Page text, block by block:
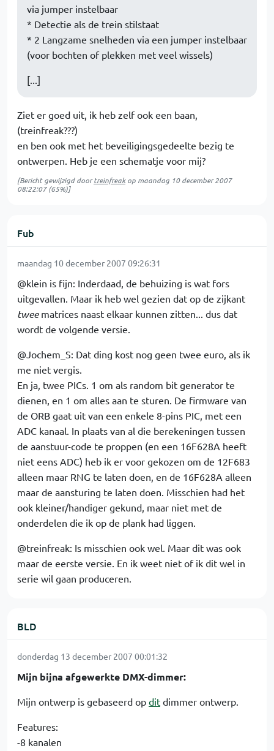
via jumper instelbaar
* Detectie als de trein stilstaat
* 2 Langzame snelheden via een jumper instelbaar
(voor bochten of plekken met veel wissels)
[...]
Ziet er goed uit, ik heb zelf ook een baan,
(treinfreak???)
en ben ook met het beveiligingsgedeelte bezig te
ontwerpen. Heb je een schematje voor mij?
[Bericht gewijzigd doortreinfreakop maandag 10 december 2007
08:22:07(65%)]
Fub
maandag 10 december 2007 09:26:31
@klein is fijn: Inderdaad, de behuizing is wat fors
uitgevallen. Maar ik heb wel gezien dat op de zijkant
tweematrices naast elkaar kunnen zitten... dus dat
wordt de volgende versie.
@Jochem_S: Dat ding kost nog geen twee euro, als ik
me niet vergis.
En ja, twee PICs. 1 om als random bit generator te
dienen, en 1 om alles aan te sturen. De firmware van
de ORB gaat uit van een enkele 8-pins PIC, met een
ADC kanaal. In plaats van al die berekeningen tussen
de aanstuur-code te proppen (en een 16F628A heeft
niet eens ADC) heb ik er voor gekozen om de 12F683
alleen maar RNG te laten doen, en de 16F628A alleen
maar de aansturing te laten doen. Misschien had het
ook kleiner/handiger gekund, maar niet met de
onderdelen die ik op de plank had liggen.
@treinfreak: Is misschien ook wel. Maar dit was ook
maar de eerste versie. En ik weet niet of ik dit wel in
serie wil gaan produceren.
BLD
donderdag 13 december 2007 00:01:32
Mijn bijna afgewerkte DMX-dimmer:
Mijn ontwerp is gebaseerd op dit dimmer ontwerp.
Features:
-8 kanalen